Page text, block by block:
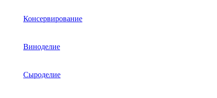
Консервирование
Виноделие
Сыроделие